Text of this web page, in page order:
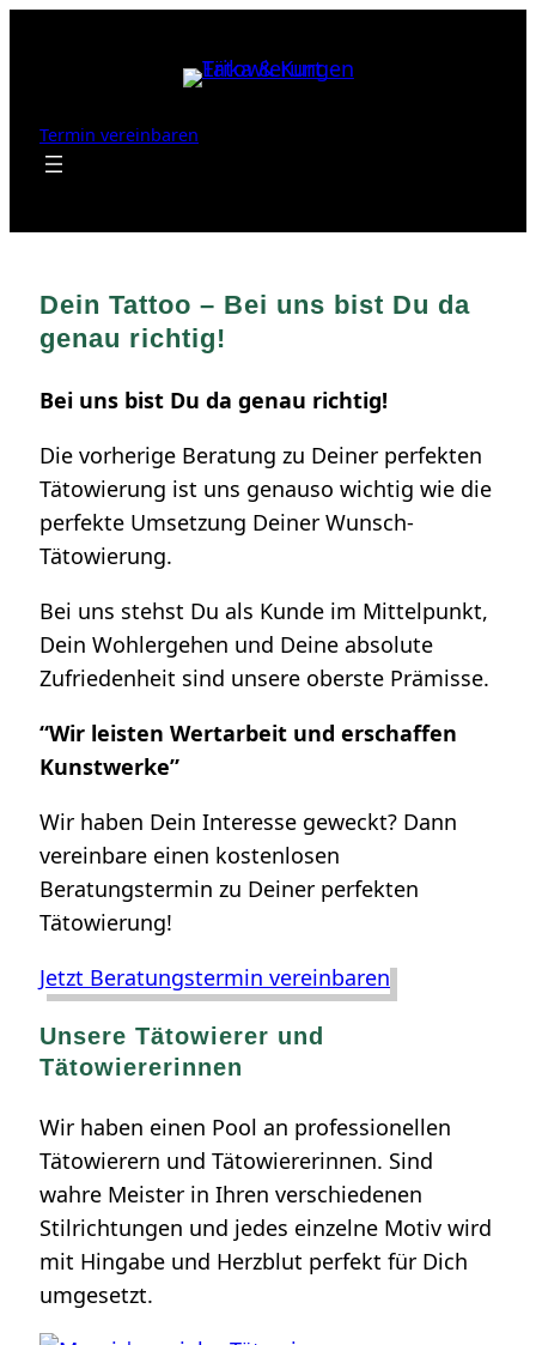
Termin vereinbaren
Dein Tattoo – Bei uns bist Du da
genau richtig!
Bei uns bist Du da genau richtig!
Die vorherige Beratung zu Deiner perfekten
Tätowierung ist uns genauso wichtig wie die
perfekte Umsetzung Deiner Wunsch-
Tätowierung.
Bei uns stehst Du als Kunde im Mittelpunkt,
Dein Wohlergehen und Deine absolute
Zufriedenheit sind unsere oberste Prämisse.
“Wir leisten Wertarbeit und erschaffen
Kunstwerke”
Wir haben Dein Interesse geweckt? Dann
vereinbare einen kostenlosen
Beratungstermin zu Deiner perfekten
Tätowierung!
Jetzt Beratungstermin vereinbaren
Unsere Tätowierer und
Tätowiererinnen
Wir haben einen Pool an professionellen
Tätowierern und Tätowiererinnen. Sind
wahre Meister in Ihren verschiedenen
Stilrichtungen und jedes einzelne Motiv wird
mit Hingabe und Herzblut perfekt für Dich
umgesetzt.